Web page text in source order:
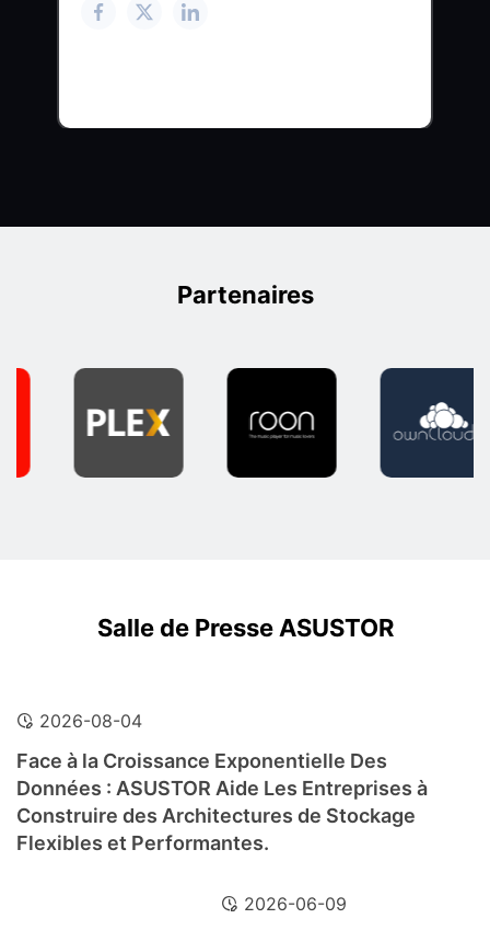
Partenaires
Salle de Presse ASUSTOR
2026-08-04
Face à la Croissance Exponentielle Des
Données : ASUSTOR Aide Les Entreprises à
Construire des Architectures de Stockage
Flexibles et Performantes.
2026-06-09